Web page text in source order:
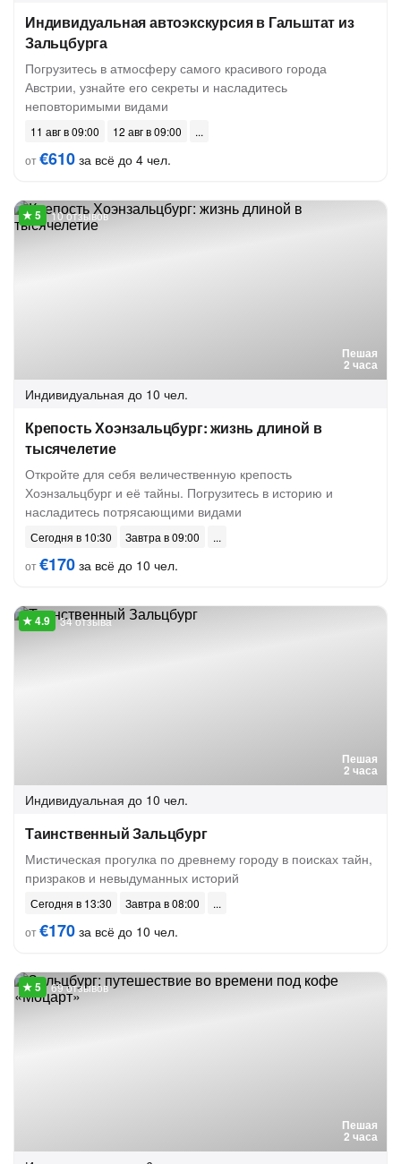
Индивидуальная автоэкскурсия в Гальштат из
Зальцбурга
Погрузитесь в атмосферу самого красивого города
Австрии, узнайте его секреты и насладитесь
неповторимыми видами
11 авг в 09:00
12 авг в 09:00
от€610 за всё до 4 чел.
Пешая
2 часа
10 отзывов
Индивидуальная до 10 чел.
Крепость Хоэнзальцбург: жизнь длиной в
тысячелетие
Откройте для себя величественную крепость
Хоэнзальцбург и её тайны. Погрузитесь в историю и
насладитесь потрясающими видами
Сегодня в 10:30
Завтра в 09:00
от€170 за всё до 10 чел.
Пешая
2 часа
34 отзыва
Индивидуальная до 10 чел.
Таинственный Зальцбург
Мистическая прогулка по древнему городу в поисках тайн,
призраков и невыдуманных историй
Сегодня в 13:30
Завтра в 08:00
от€170 за всё до 10 чел.
Пешая
2 часа
69 отзывов